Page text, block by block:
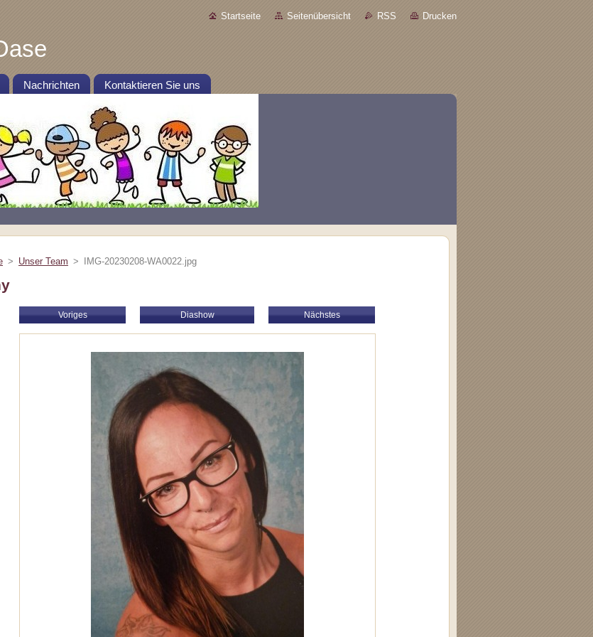
Startseite Seitenübersicht RSS Drucken
Nachrichten Kontaktieren Sie uns
> Unser Team > IMG-20230208-WA0022.jpg
Voriges Diashow Nächstes